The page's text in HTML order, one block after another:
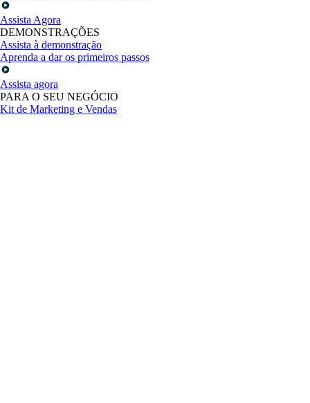
Assista Agora
DEMONSTRAÇÕES
Assista à demonstração
Aprenda a dar os primeiros passos
Assista agora
PARA O SEU NEGÓCIO
Kit de Marketing e Vendas